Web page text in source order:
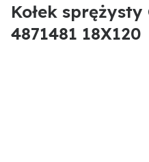
Kołek sprężysty
4871481 18X120